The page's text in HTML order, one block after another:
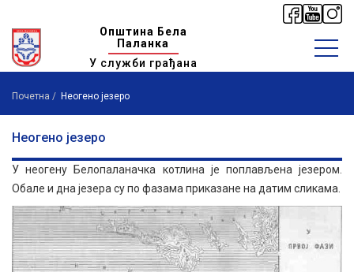
Општина Бела
Паланка
У служби грађана
Почетна Неогено језеро
Неогено језеро
У неогену Белопаланачка котлина је поплављена језером.
Обале и дна језера су по фазама приказане на датим сликама.